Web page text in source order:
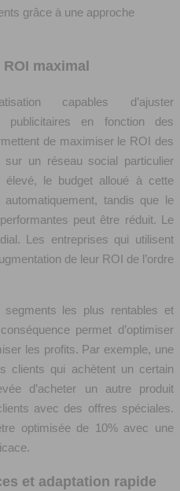
grâce à une approche
maximal
capables d’ajuster
publicitaires en fonction des
de maximiser le ROI des
un réseau social particulier
le budget alloué à cette
tandis que le
peut être réduit. Le
Les entreprises qui utilisent
de leur ROI de l’ordre
segments les plus rentables et
permet d’optimiser
les profits. Par exemple, une
clients qui achètent un certain
d’acheter un autre produit
avec des offres spéciales.
optimisée de 10% avec une
et adaptation rapide